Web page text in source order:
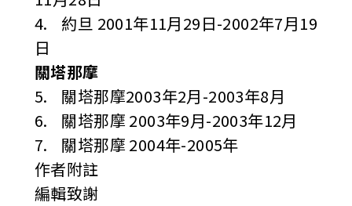
4. 約旦 2001年11月29日-2002年7月19
日
關塔那摩
5. 關塔那摩2003年2月-2003年8月
6. 關塔那摩 2003年9月-2003年12月
7. 關塔那摩 2004年-2005年
作者附註
編輯致謝